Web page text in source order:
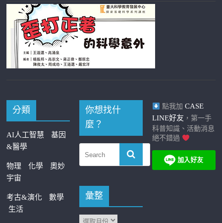
分類
AI人工智慧
基因
&醫學
物理 化學
奧妙
宇宙
考古&演化
數學
生活
你想找什
麼？
彙整
點我加 CASE
LINE好友 ，第一手
科普知識、活動消息
絕不錯過